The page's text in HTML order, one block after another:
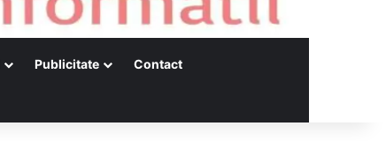
Publicitate Contact